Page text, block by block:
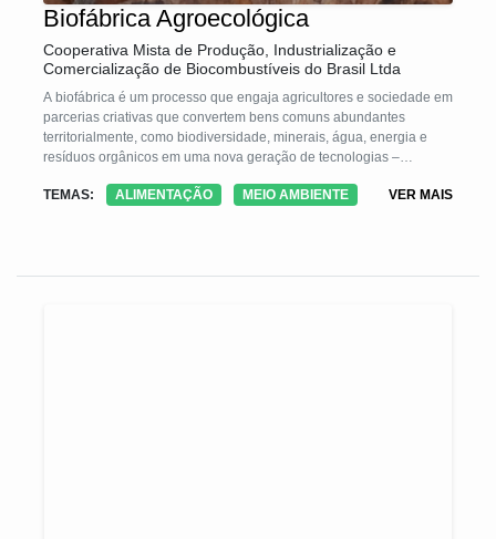
Biofábrica Agroecológica
Cooperativa Mista de Produção, Industrialização e
Comercialização de Biocombustíveis do Brasil Ltda
A biofábrica é um processo que engaja agricultores e sociedade em
parcerias criativas que convertem bens comuns abundantes
territorialmente, como biodiversidade, minerais, água, energia e
resíduos orgânicos em uma nova geração de tecnologias –
ecológica da agricultura e promover a vida e a saúde humana. Com
reduzindo o uso de agrotóxicos, a dependência tecnológica,
TEMAS: ALIMENTAÇÃO MEIO AMBIENTE VER MAIS